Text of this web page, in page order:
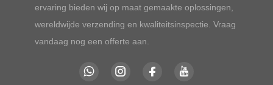
ervaring bieden wij op maat gemaakte oplossingen,
wereldwijde verzending en kwaliteitsinspectie. Vraag
vandaag nog een offerte aan.